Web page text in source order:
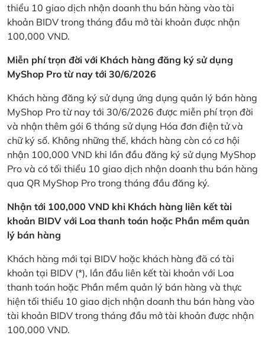
thiểu 10 giao dịch nhận doanh thu bán hàng vào tài
khoản BIDV trong tháng đầu mở tài khoản được nhận
100,000 VND.
Miễn phí trọn đời với Khách hàng đăng ký sử dụng
MyShop Pro từ nay tới 30/6/2026
Khách hàng đăng ký sử dụng ứng dụng quản lý bán hàng
MyShop Pro từ nay tới 30/6/2026 được miễn phí trọn đời
và nhận thêm gói 6 tháng sử dụng Hóa đơn điện tử và
chữ ký số. Không những thế, khách hàng còn có cơ hội
nhận 100,000 VND khi lần đầu đăng ký sử dụng MyShop
Pro và có tối thiểu 10 giao dịch nhận doanh thu bán hàng
qua QR MyShop Pro trong tháng đầu đăng ký.
Nhận tới 100,000 VND khi Khách hàng liên kết tài
khoản BIDV với Loa thanh toán hoặc Phần mềm quản
lý bán hàng
Khách hàng mới tại BIDV hoặc khách hàng đã có tài
khoản tại BIDV (*), lần đầu liên kết tài khoản với Loa
thanh toán hoặc Phần mềm quản lý bán hàng và thực
hiện tối thiểu 10 giao dịch nhận doanh thu bán hàng vào
tài khoản BIDV trong tháng đầu mở tài khoản được nhận
100,000 VND.